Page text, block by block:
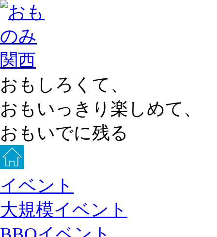
おもしろくて、
おもいっきり楽しめて、
おもいでに残る
イベント
大規模イベント